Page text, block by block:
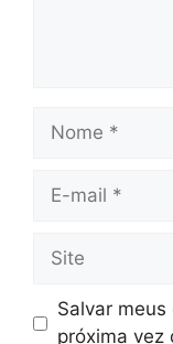
Nome
Site
Salvar
próxima vez